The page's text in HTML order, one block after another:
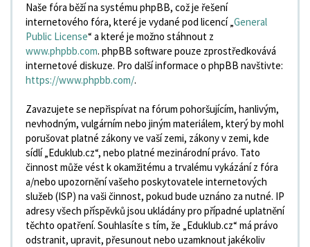
Naše fóra běží na systému phpBB, což je řešení
internetového fóra, které je vydané pod licencí „General
Public License“ a které je možno stáhnout z
www.phpbb.com. phpBB software pouze zprostředkovává
internetové diskuze. Pro další informace o phpBB navštivte:
https://www.phpbb.com/.
Zavazujete se nepřispívat na fórum pohoršujícím, hanlivým,
nevhodným, vulgárním nebo jiným materiálem, který by mohl
porušovat platné zákony ve vaší zemi, zákony v zemi, kde
sídlí „Eduklub.cz“, nebo platné mezinárodní právo. Tato
činnost může vést k okamžitému a trvalému vykázání z fóra
a/nebo upozornění vašeho poskytovatele internetových
služeb (ISP) na vaši činnost, pokud bude uznáno za nutné. IP
adresy všech příspěvků jsou ukládány pro případné uplatnění
těchto opatření. Souhlasíte s tím, že „Eduklub.cz“ má právo
odstranit, upravit, přesunout nebo uzamknout jakékoliv